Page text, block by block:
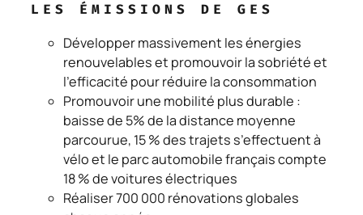
LES ÉMISSIONS DE GES
Développer massivement les énergies
renouvelables et promouvoir la sobriété et
l’efficacité pour réduire la consommation
Promouvoir une mobilité plus durable :
baisse de 5% de la distance moyenne
parcourue, 15 % des trajets s’effectuent à
vélo et le parc automobile français compte
18 % de voitures électriques
Réaliser 700 000 rénovations globales